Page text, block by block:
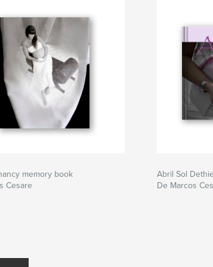
memory book
Cesare
Abril Sol
De Marcos